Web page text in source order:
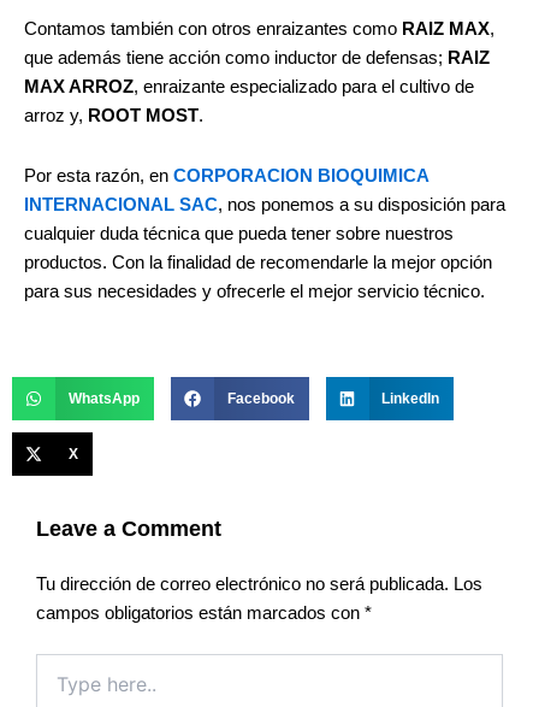
Contamos también con otros enraizantes como RAIZ MAX,
que además tiene acción como inductor de defensas; RAIZ
MAX ARROZ, enraizante especializado para el cultivo de
arroz y, ROOT MOST.
Por esta razón, en CORPORACION BIOQUIMICA
INTERNACIONAL SAC, nos ponemos a su disposición para
cualquier duda técnica que pueda tener sobre nuestros
productos. Con la finalidad de recomendarle la mejor opción
para sus necesidades y ofrecerle el mejor servicio técnico.
WhatsApp Facebook LinkedIn
X
Leave a Comment
Tu dirección de correo electrónico no será publicada. Los
campos obligatorios están marcados con *
here..